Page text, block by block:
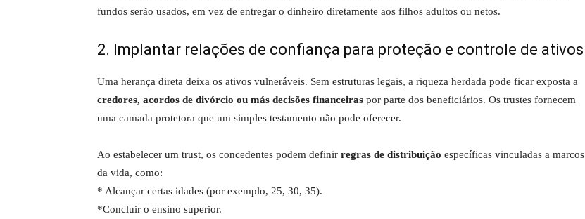
fundos serão usados, em vez de entregar o dinheiro diretamente aos filhos adultos ou netos.
2. Implantar relações de confiança para proteção e controle de ativos
Uma herança direta deixa os ativos vulneráveis. Sem estruturas legais, a riqueza herdada pode ficar exposta a
credores, acordos de divórcio ou más decisões financeiras por parte dos beneficiários. Os trustes fornecem
uma camada protetora que um simples testamento não pode oferecer.
Ao estabelecer um trust, os concedentes podem definir regras de distribuição específicas vinculadas a marcos
da vida, como:
* Alcançar certas idades (por exemplo, 25, 30, 35).
*Concluir o ensino superior.